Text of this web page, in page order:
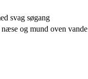
svag søgang
og mund oven vande